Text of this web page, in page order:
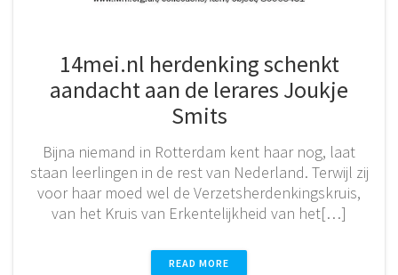
14mei.nl herdenking schenkt
aandacht aan de lerares Joukje
Smits
Bijna niemand in Rotterdam kent haar nog, laat
staan leerlingen in de rest van Nederland. Terwijl zij
voor haar moed wel de Verzetsherdenkingskruis,
van het Kruis van Erkentelijkheid van het[…]
READ MORE